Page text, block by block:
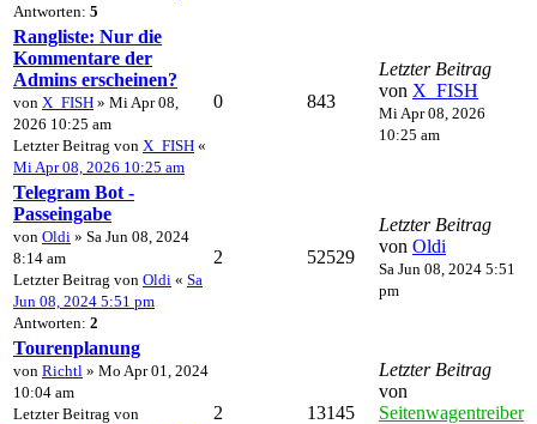
Antworten: 5
Rangliste: Nur die
Kommentare der
Admins erscheinen?
von X_FISH » Mi Apr 08,
2026 10:25 am
Letzter Beitrag von X_FISH «
Mi Apr 08, 2026 10:25 am
0 843
Letzter Beitrag
von X_FISH
Mi Apr 08, 2026
10:25 am
Telegram Bot -
Passeingabe
von Oldi » Sa Jun 08, 2024
8:14 am
Letzter Beitrag von Oldi « Sa
Jun 08, 2024 5:51 pm
Antworten: 2
2 52529
Letzter Beitrag
von Oldi
Sa Jun 08, 2024 5:51
pm
Tourenplanung
von Richtl » Mo Apr 01, 2024
10:04 am
Letzter Beitrag von
2 13145
Letzter Beitrag
von
Seitenwagentreiber